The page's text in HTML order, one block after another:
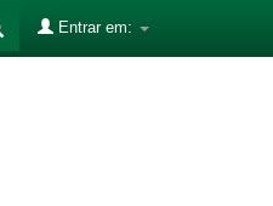
Entrar em: